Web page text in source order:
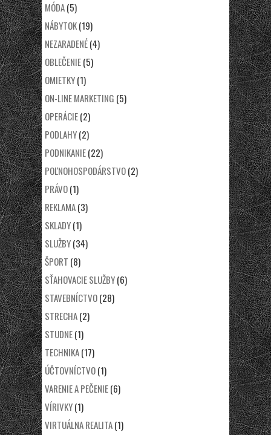
MÓDA(5)
NÁBYTOK(19)
NEZARADENÉ(4)
OBLEČENIE(5)
OMIETKY(1)
ON-LINE MARKETING (5)
OPERÁCIE(2)
PODLAHY(2)
PODNIKANIE(22)
POĽNOHOSPODÁRSTVO(2)
PRÁVO(1)
REKLAMA(3)
SKLADY(1)
SLUŽBY(34)
ŠPORT (8)
SŤAHOVACIE SLUŽBY(6)
STAVEBNÍCTVO(28)
STRECHA(2)
STUDNE(1)
TECHNIKA(17)
ÚČTOVNÍCTVO(1)
VARENIE A PEČENIE(6)
VÍRIVKY(1)
VIRTUÁLNA REALITA(1)